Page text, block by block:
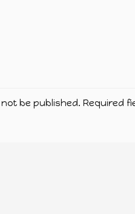
be published. Required